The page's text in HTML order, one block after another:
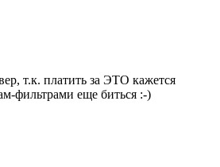
т.к. платить за ЭТО кажется
фильтрами еще биться :-)